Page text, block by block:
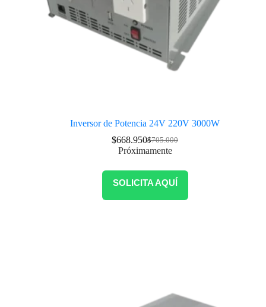
Inversor de Potencia 24V 220V 3000W
$705.000
$668.950
Próximamente
SOLICITA AQUÍ